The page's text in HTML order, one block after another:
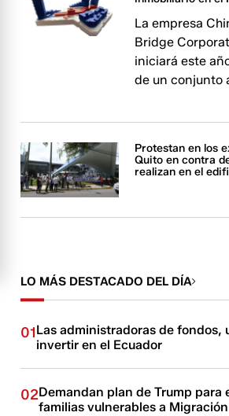
La empresa
Bridge
iniciará este
de un conjunto
Protestan en los
Quito en contra
realizan en el
LO MÁS DESTACADO DEL DÍA
01Las administradoras de fondos,
invertir en el Ecuador
02Demandan plan de Trump para
familias vulnerables a Migración